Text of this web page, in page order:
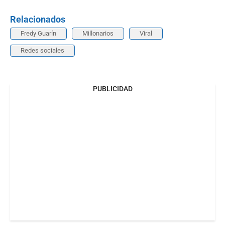
Relacionados
Fredy Guarín Millonarios Viral
Redes sociales
PUBLICIDAD